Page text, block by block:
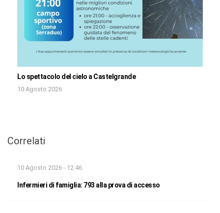
Lo spettacolo del cielo a Castelgrande
10 Agosto 2026
Correlati
10 Agosto 2026 - 12:46
Infermieri di famiglia: 793 alla prova di accesso